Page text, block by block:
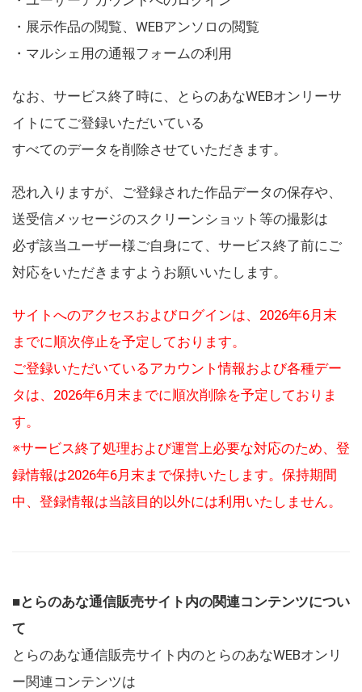
・展示作品の閲覧、WEBアンソロの閲覧
・マルシェ用の通報フォームの利用
なお、サービス終了時に、とらのあなWEBオンリーサ
イトにてご登録いただいている
すべてのデータを削除させていただきます。
恐れ入りますが、ご登録された作品データの保存や、
送受信メッセージのスクリーンショット等の撮影は
必ず該当ユーザー様ご自身にて、サービス終了前にご
対応をいただきますようお願いいたします。
サイトへのアクセスおよびログインは、2026年6月末
までに順次停止を予定しております。
ご登録いただいているアカウント情報および各種デー
タは、2026年6月末までに順次削除を予定しておりま
す。
※サービス終了処理および運営上必要な対応のため、登
録情報は2026年6月末まで保持いたします。保持期間
中、登録情報は当該目的以外には利用いたしません。
■とらのあな通信販売サイト内の関連コンテンツについ
て
とらのあな通信販売サイト内のとらのあなWEBオンリ
ー関連コンテンツは